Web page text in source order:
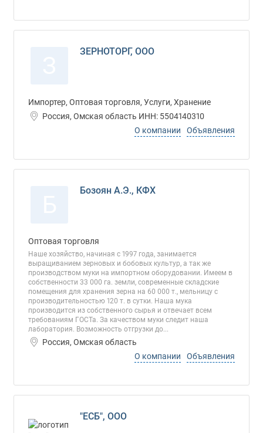
ЗЕРНОТОРГ, ООО
Импортер, Оптовая торговля, Услуги, Хранение
Россия, Омская область ИНН: 5504140310
О компании
Объявления
Бозоян А.Э., КФХ
Оптовая торговля
Наше хозяйство, начиная с 1997 года, занимается
выращиванием зерновых и бобовых культур, а так же
производством муки на импортном оборудовании. Имеем в
собственности 33 000 га. земли, современные складские
помещения для хранения зерна на 60 000 т., мельницу с
производительностью 120 т. в сутки. Наша мука
производится из собственного сырья и отвечает всем
требованиям ГОСТа. За качеством муки следит наша
лаборатория. Возможность отгрузки до...
Россия, Омская область
О компании
Объявления
"ЕСБ", ООО